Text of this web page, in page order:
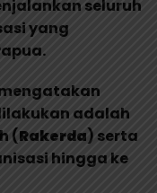
seluruh
yang
adalah
(Rakerda) serta
hingga ke